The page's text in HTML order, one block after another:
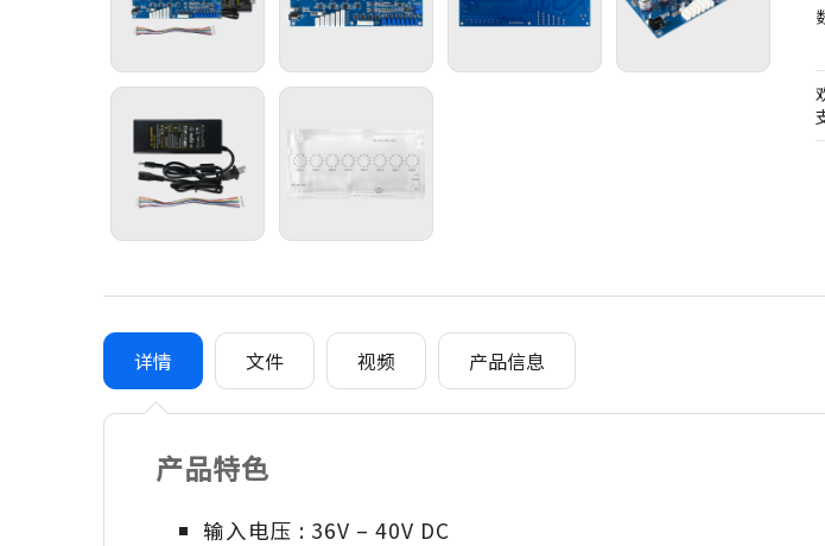
详情 文件 视频 产品信息
产品特色
输入电压 : 36V – 40V DC